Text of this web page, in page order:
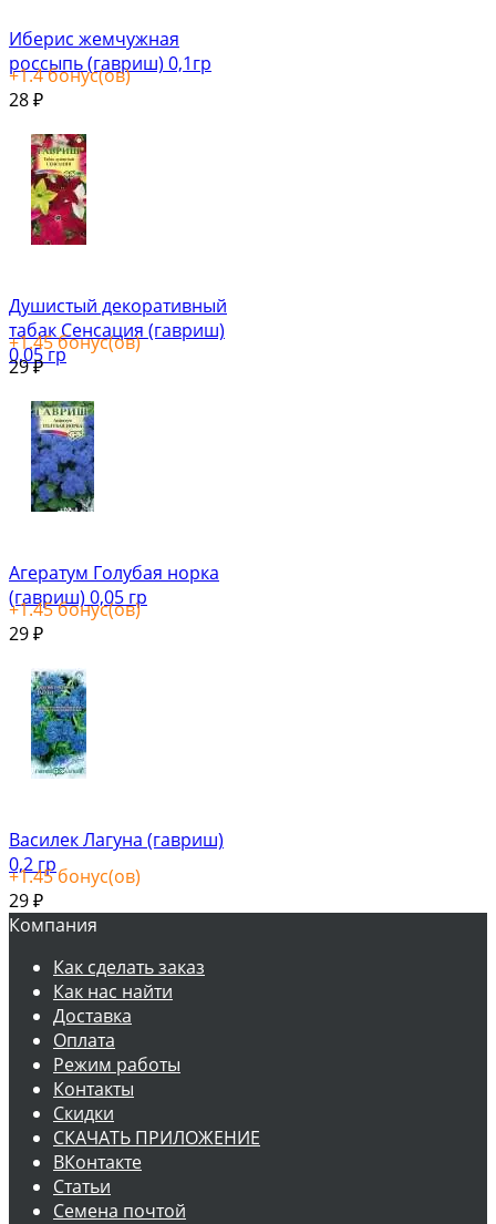
Иберис жемчужная
россыпь (гавриш) 0,1гр
+1.4бонус(ов)
28 ₽
Душистый декоративный
табак Сенсация (гавриш)
0,05 гр
+1.45бонус(ов)
29₽
Агератум Голубая норка
(гавриш) 0,05 гр
+1.45бонус(ов)
29 ₽
Василек Лагуна (гавриш)
0,2 гр
+1.45 бонус(ов)
29 ₽
Компания
Как сделать заказ
Как нас найти
Доставка
Оплата
Режим работы
Контакты
Скидки
СКАЧАТЬ ПРИЛОЖЕНИЕ
ВКонтакте
Статьи
Семена почтой